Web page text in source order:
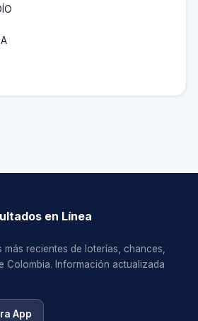
en Línea
más recientes de loterías, chances,
Colombia. Información actualizada
App